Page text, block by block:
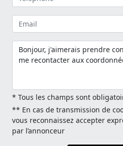
* Tous les champs sont
** En cas de transmission de
vous reconnaissez accepter
par l’annonceur